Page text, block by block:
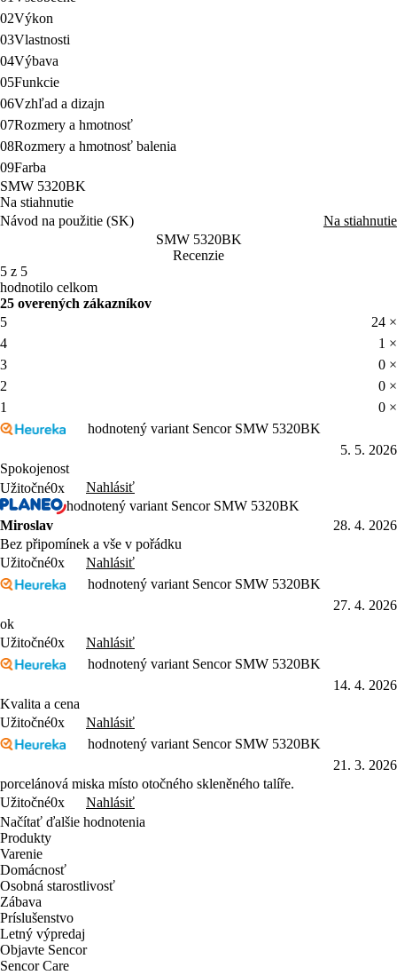
02Výkon
03Vlastnosti
04Výbava
05Funkcie
06Vzhľad a dizajn
07Rozmery a hmotnosť
08Rozmery a hmotnosť balenia
09Farba
SMW 5320BK
Na stiahnutie
Návod na použitie (SK)
Na stiahnutie
SMW 5320BK
Recenzie
5 z 5
hodnotilo celkom
25 overených zákazníkov
5
24 ×
4
1 ×
3
0 ×
2
0 ×
1
0 ×
hodnotený variant Sencor SMW 5320BK
5. 5. 2026
Spokojenost
Užitočné0x
Nahlásiť
hodnotený variant Sencor SMW 5320BK
Miroslav
28. 4. 2026
Bez připomínek a vše v pořádku
Užitočné0x
Nahlásiť
hodnotený variant Sencor SMW 5320BK
27. 4. 2026
ok
Užitočné0x
Nahlásiť
hodnotený variant Sencor SMW 5320BK
14. 4. 2026
Kvalita a cena
Užitočné0x
Nahlásiť
hodnotený variant Sencor SMW 5320BK
21. 3. 2026
porcelánová miska místo otočného skleněného talíře.
Užitočné0x
Nahlásiť
Načítať ďalšie hodnotenia
Produkty
Varenie
Domácnosť
Osobná starostlivosť
Zábava
Príslušenstvo
Letný výpredaj
Objavte Sencor
Sencor Care